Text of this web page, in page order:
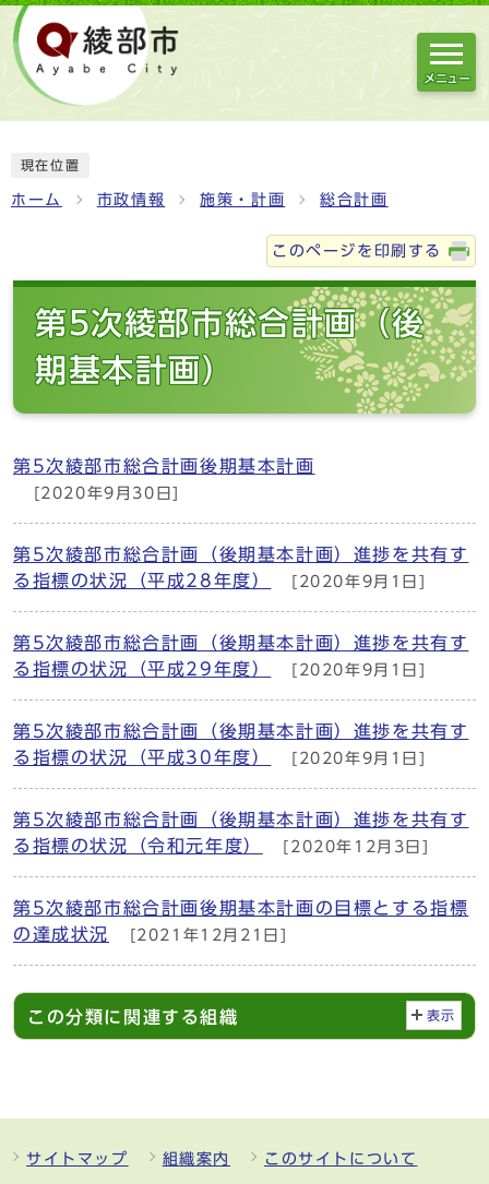
メニュー
現在位置
ホーム 市政情報 施策・計画 総合計画
このページを印刷する
第5次綾部市総合計画（後
期基本計画）
第5次綾部市総合計画後期基本計画
[2020年9月30日]
第5次綾部市総合計画（後期基本計画）進捗を共有す
る指標の状況（平成28年度）
[2020年9月1日]
第5次綾部市総合計画（後期基本計画）進捗を共有す
る指標の状況（平成29年度）
[2020年9月1日]
第5次綾部市総合計画（後期基本計画）進捗を共有す
る指標の状況（平成30年度）
[2020年9月1日]
第5次綾部市総合計画（後期基本計画）進捗を共有す
る指標の状況（令和元年度）
[2020年12月3日]
第5次綾部市総合計画後期基本計画の目標とする指標
の達成状況
[2021年12月21日]
この分類に関連する組織 表示
サイトマップ 組織案内 このサイトについて